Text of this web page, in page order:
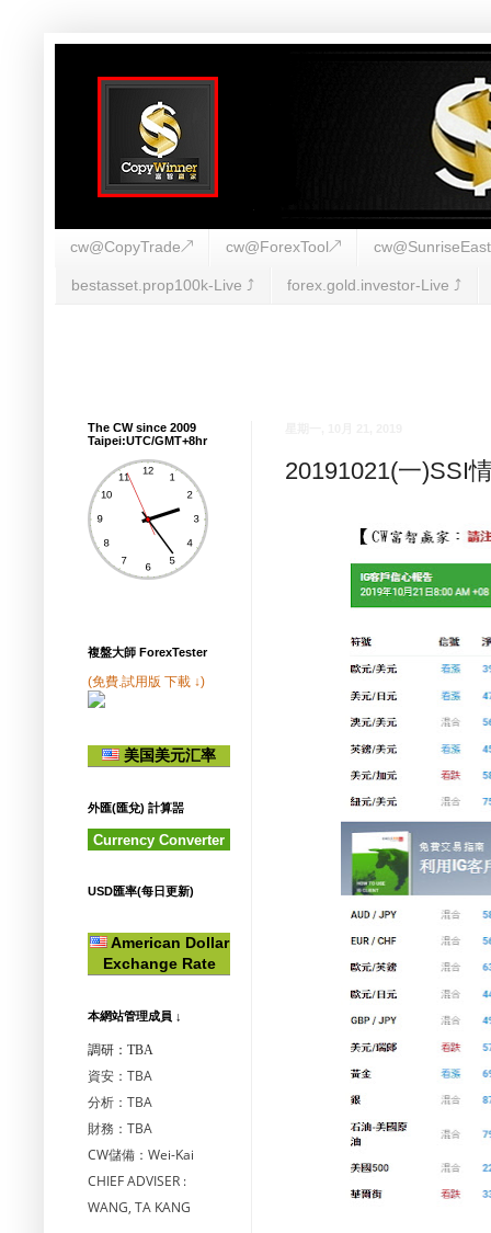
cw@CopyTrade↗ cw@ForexTool↗
bestasset.prop100k-Live ⤴︎ forex.gold.investor-Live ⤴︎
20191021(一)SSI
The CW since 2009
Taipei:UTC/GMT+8hr
複盤大師 ForexTester
(免費.試用版 下載 ↓)
美国美元汇率
外匯(匯兌) 計算噐
Currency Converter
USD匯率(每日更新)
American Dollar
Exchange Rate
本網站管理成員 ↓
調研：TBA
資安：TBA
分析：TBA
財務：TBA
CW儲備：Wei-Kai
CHIEF ADVISER :
WANG, TA KANG